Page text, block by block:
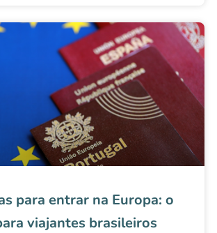
para entrar na Europa: o
viajantes brasileiros